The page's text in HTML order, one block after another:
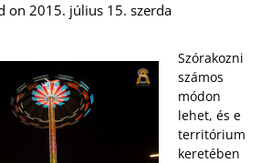
on 2015. július 15. szerda
Szórakozni
számos
módon
lehet, és e
territórium
keretében